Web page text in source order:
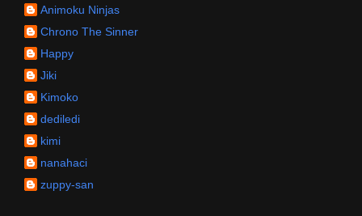
Animoku Ninjas
Chrono The Sinner
Happy
Jiki
Kimoko
dediledi
kimi
nanahaci
zuppy-san